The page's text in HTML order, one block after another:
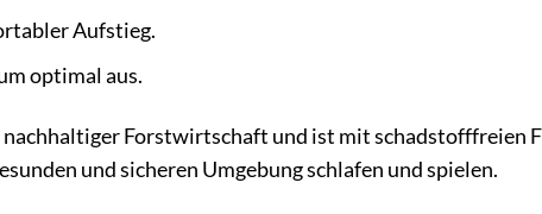
Aufstieg.
optimal aus.
Forstwirtschaft und ist mit schadstofffreien
und sicheren Umgebung schlafen und spielen.